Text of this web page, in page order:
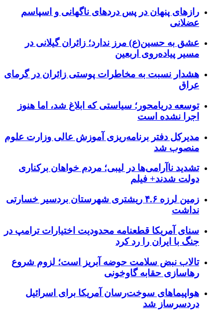
رازهای پنهان در پس دردهای ناگهانی و اسپاسم
عضلانی
عشق به حسین(ع) مرز ندارد؛ زائران گیلانی در
مسیر پیاده‌روی اربعین
هشدار نسبت به مخاطرات پوستی زائران در گرمای
عراق
توسعه دریامحور؛ سیاستی که ابلاغ شد، اما هنوز
اجرا نشده است
مدیرکل دفتر برنامه‌ریزی آموزش عالی وزارت علوم
منصوب شد
تشدید ناآرامی‌ها در لیبی؛ مردم خواهان برکناری
دولت شدند+ فیلم
زمین لرزه ۴.۶ ریشتری شهرستان بردسیر خسارتی
نداشت
سنای آمریکا قطعنامه محدودیت اختیارات ترامپ در
جنگ با ایران را رد کرد
تالاب نبض سلامت حوضه آبریز است؛ لزوم شروع
رهاسازی حقابه گاوخونی
هواپیماهای سوخت‌رسان آمریکا برای اسرائیل
دردسرساز شد